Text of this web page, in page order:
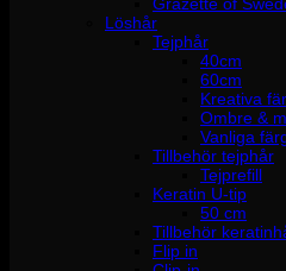
Löshår
Tejphår
40cm
60cm
Kreativa
Ombre &
Vanliga
Tillbehör tejphår
Tejprefill
Keratin U-tip
50 cm
Tillbehör
Flip in